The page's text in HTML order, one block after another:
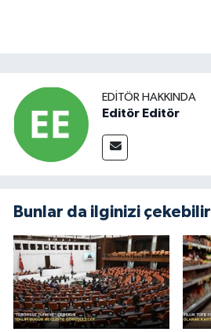
EDITÖR HAKKINDA
Editör Editör
Bunlar da ilginizi çekebilir